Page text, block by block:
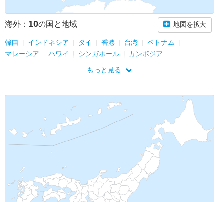
海外： 10の国と地域 地図を拡大
韓国 インドネシア タイ 香港 台湾
ベトナム
マレーシア
ハワイ シンガポール カンボジア
もっと見る